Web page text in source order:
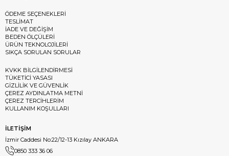
ÖDEME SEÇENEKLERİ
TESLİMAT
İADE VE DEĞİŞİM
BEDEN ÖLÇÜLERİ
ÜRÜN TEKNOLOJİLERİ
SIKÇA SORULAN SORULAR
KVKK BİLGİLENDİRMESİ
TÜKETİCİ YASASI
GİZLİLİK VE GÜVENLİK
ÇEREZ AYDINLATMA METNİ
ÇEREZ TERCİHLERİM
KULLANIM KOŞULLARI
İLETİŞİM
İzmir Caddesi No:22/12-13 Kızılay ANKARA
0850 333 36 06